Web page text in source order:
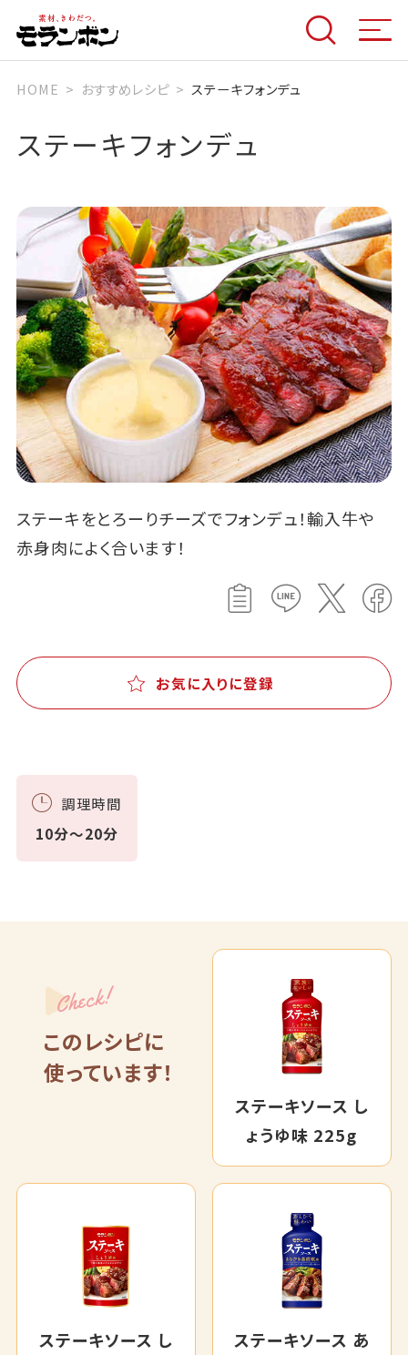
HOME おすすめレシピ ステーキフォンデュ
ステーキフォンデュ
ステーキをとろーりチーズでフォンデュ！輸入牛や
赤身肉によく合います！
お気に入りに登録
調理時間
10分～20分
Check!
このレシピに
使っています！
ステーキソース し
ょうゆ味 225g
ステーキソース し
ステーキソース あ